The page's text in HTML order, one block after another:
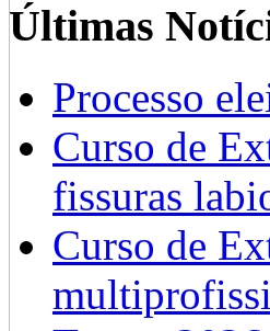
Últimas
Processo
Curso de
fissuras
Curso de